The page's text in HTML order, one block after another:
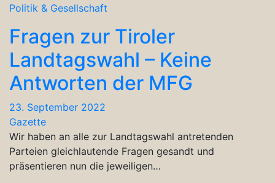
Politik & Gesellschaft
Fragen zur Tiroler
Landtagswahl – Keine
Antworten der MFG
23. September 2022
Gazette
Wir haben an alle zur Landtagswahl antretenden
Parteien gleichlautende Fragen gesandt und
präsentieren nun die jeweiligen…